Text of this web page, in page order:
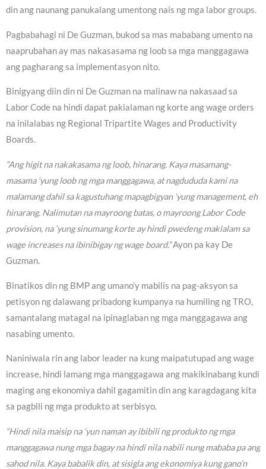
din ang naunang panukalang umentong nais ng mga labor groups.
Pagbabahagi ni De Guzman, bukod sa mas mababang umento na
naaprubahan ay mas nakasasama ng loob sa mga manggagawa
ang pagharang sa implementasyon nito.
Binigyang diin din ni De Guzman na malinaw na nakasaad sa
Labor Code na hindi dapat pakialaman ng korte ang wage orders
na inilalabas ng Regional Tripartite Wages and Productivity
Boards.
“Ang higit na nakakasama ng loob, hinarang. Kaya masamang-
masama ‘yung loob ng mga manggagawa, at nagdududa kami na
malamang dahil sa kagustuhang mapagbigyan ‘yung management, eh
hinarang. Nalimutan na mayroong batas, o mayroong Labor Code
provision, na ‘yung sinumang korte ay hindi pwedeng makialam sa
wage increases na ibinibigay ng wage board.”Ayon pa kay De
Guzman.
Binatikos din ng BMP ang umano’y mabilis na pag-aksyon sa
petisyon ng dalawang pribadong kumpanya na humiling ng TRO,
samantalang matagal na ipinaglaban ng mga manggagawa ang
nasabing umento.
Naniniwala rin ang labor leader na kung maipatutupad ang wage
increase, hindi lamang mga manggagawa ang makikinabang kundi
maging ang ekonomiya dahil gagamitin din ang karagdagang kita
sa pagbili ng mga produkto at serbisyo.
“Hindi nila maisip na ‘yun naman ay ibibili ng produkto ng mga
manggagawa nung mga bagay na hindi nila nabili nung mababa pa ang
sahod nila. Kaya babalik din, at sisigla ang ekonomiya kung gano’n